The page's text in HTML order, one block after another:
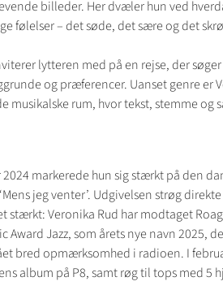
billeder. Her dvæler hun ved
følelser – det søde, det sære og det
lytteren med på en rejse, der
og præferencer. Uanset genre er
musikalske rum, hvor tekst, stemme og
markerede hun sig stærkt på den
jeg venter’. Udgivelsen strøg
stærkt: Veronika Rud har modtaget
Award Jazz, som årets nye navn 2025,
bred opmærksomhed i radioen. I
album på P8, samt røg til tops med 5